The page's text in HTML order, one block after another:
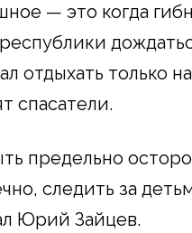
— это когда
отдыхать только
спасатели.
предельно
следить за
Юрий Зайцев.